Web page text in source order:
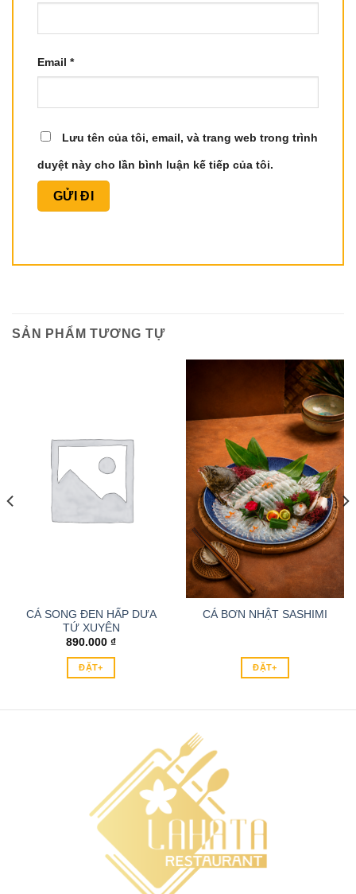
Email *
Lưu tên của tôi, email, và trang web trong trình
duyệt này cho lần bình luận kế tiếp của tôi.
SẢN PHẨM TƯƠNG TỰ
CÁ SONG ĐEN HẤP DƯA
TỨ XUYÊN
890.000 ₫
ĐẶT+
CÁ BƠN NHẬT SASHIMI
ĐẶT+